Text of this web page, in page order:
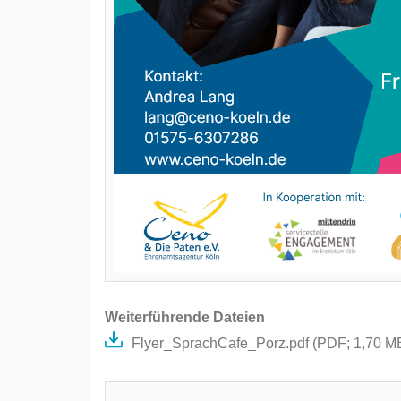
Weiterführende Dateien
Flyer_SprachCafe_Porz.pdf (PDF; 1,70